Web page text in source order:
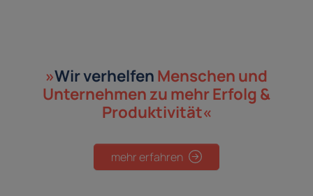
»Wir verhelfenMenschen und
Unternehmenzu mehr Erfolg &
Produktivität«
mehr erfahren